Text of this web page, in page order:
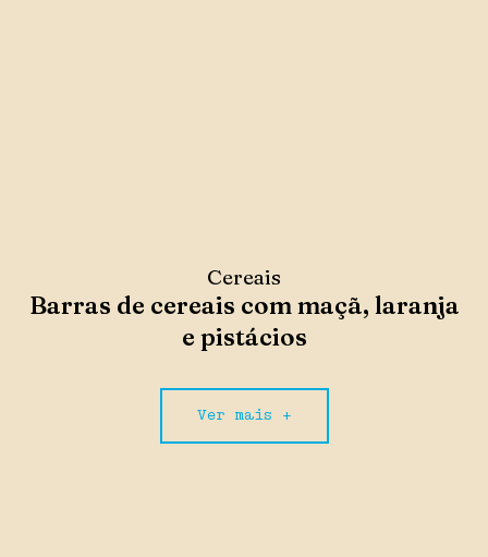
Cereais
Barras de cereais com maçã, laranja
e pistácios
Ver mais +